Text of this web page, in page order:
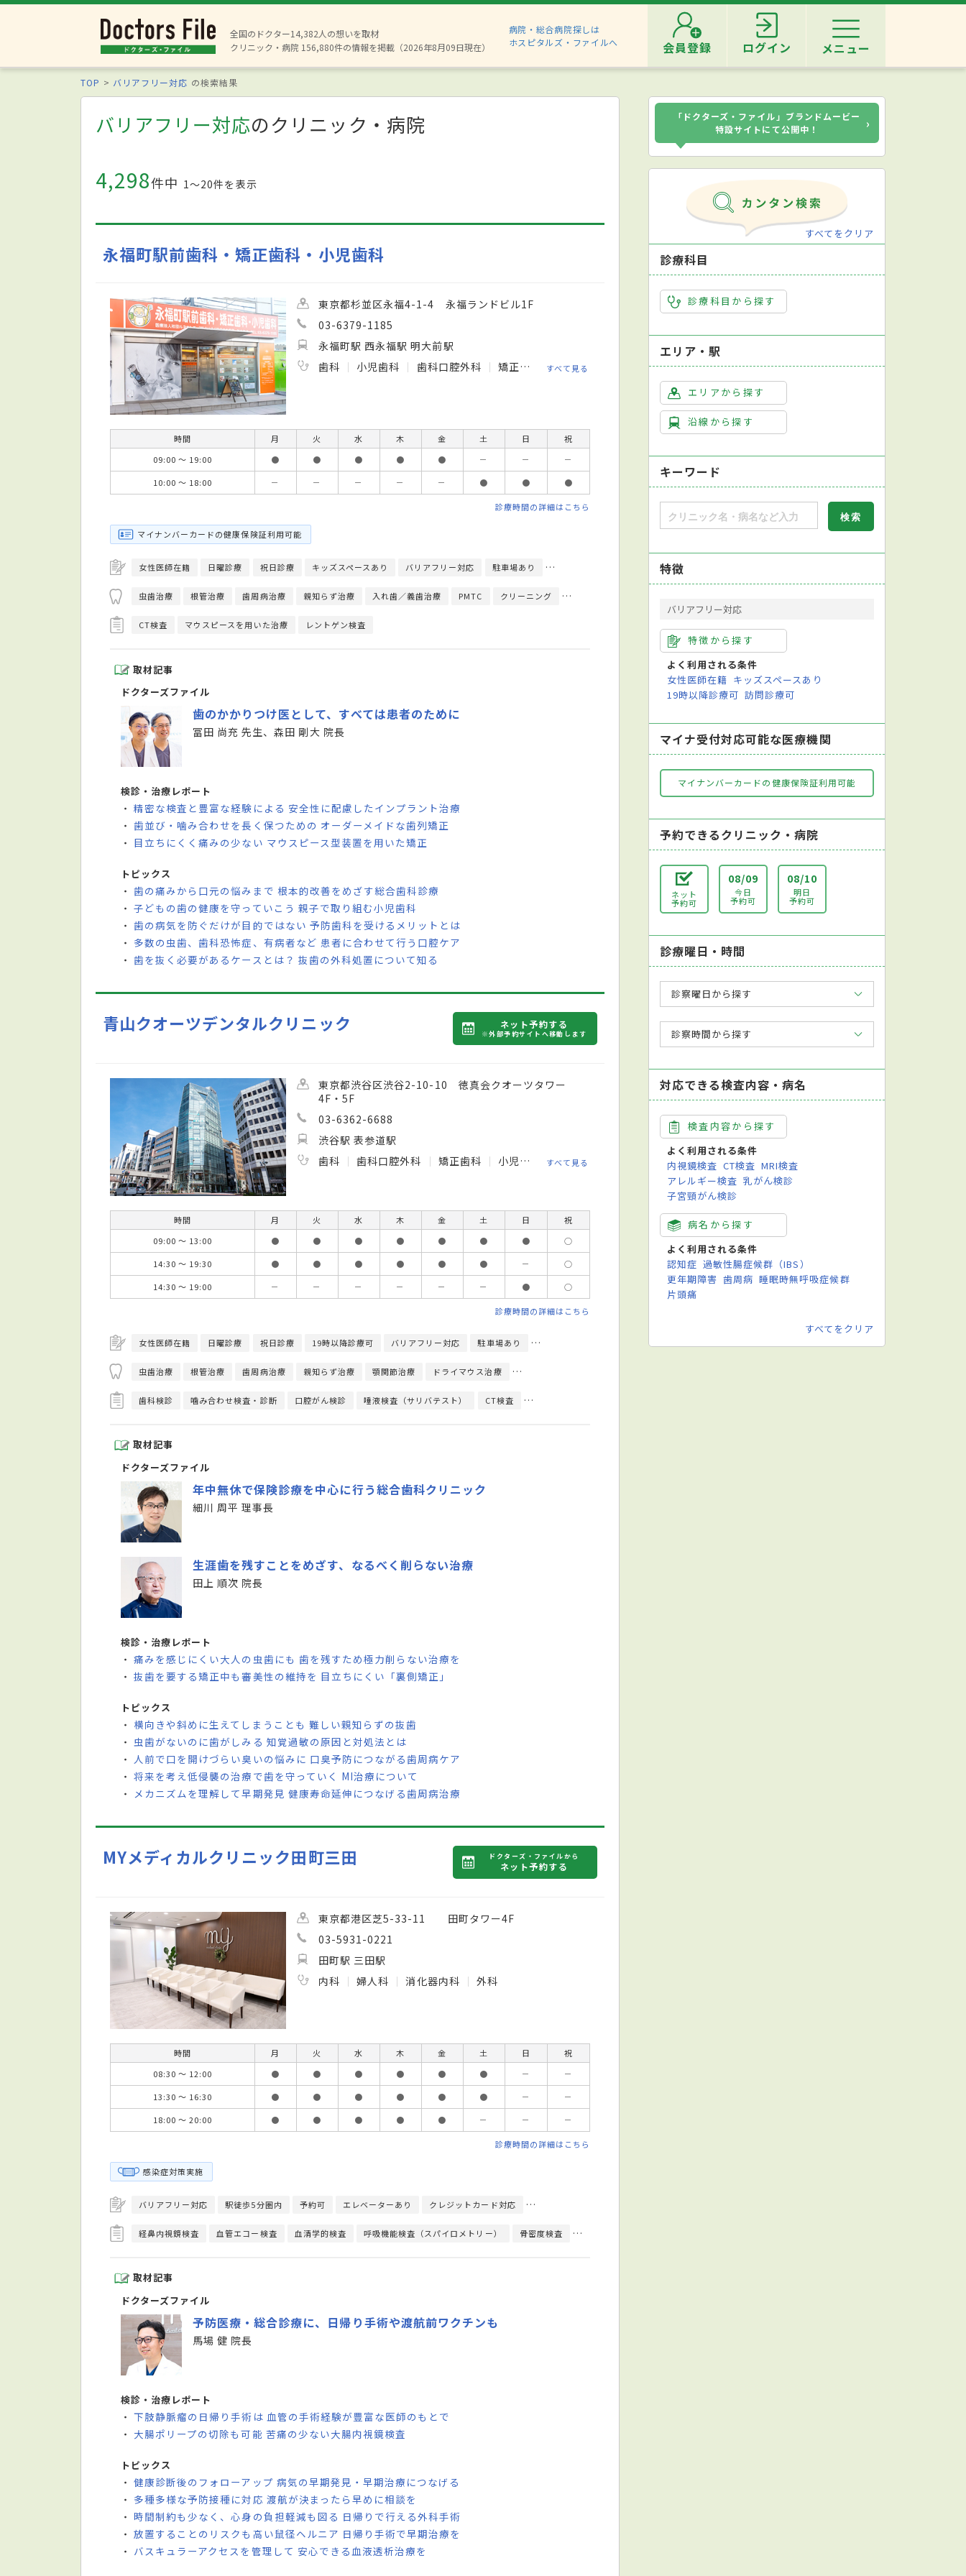
全国のドクター14,382人の想いを取材
クリニック・病院 156,880件の情報を掲載（2026年8月09日現在）
病院・総合病院探しは
ホスピタルズ・ファイルへ
会員登録 ログイン メニュー
TOP バリアフリー対応 の検索結果
バリアフリー対応のクリニック・病院
4,298件中 1〜20件を表示
永福町駅前歯科・矯正歯科・小児歯科
東京都杉並区永福4-1-4 永福ランドビル1F
03-6379-1185
永福町駅 西永福駅 明大前駅
歯科
小児歯科 歯科口腔外科 矯正歯科 すべて見る
時間 月 火 水 木 金 土 日
祝
09:00 ～ 19:00
● ● ● ● ● － －
－
10:00 ～ 18:00
－ － － － － ● ● ●
診療時間の詳細はこちら
マイナンバーカードの健康保険証利用可能
女性医師在籍 日曜診療 祝日診療 キッズスペースあり バリアフリー対応 駐車場あり 駅徒歩5分圏内 クレジットカード対応
虫歯治療 根管治療 歯周病治療 親知らず治療 入れ歯／義歯治療 PMTC クリーニング インプラント治療
CT検査 マウスピースを用いた治療 レントゲン検査
取材記事
ドクターズファイル
歯のかかりつけ医として、すべては患者のために
冨田 尚充 先生、森田 剛大 院長
検診・治療レポート
・精密な検査と豊富な経験による 安全性に配慮したインプラント治療
・歯並び・噛み合わせを長く保つための オーダーメイドな歯列矯正
・ 目立ちにくく痛みの少ない マウスピース型装置を用いた矯正
トピックス
・歯の痛みから口元の悩みまで 根本的改善をめざす総合歯科診療
・子どもの歯の健康を守っていこう 親子で取り組む小児歯科
・歯の病気を防ぐだけが目的ではない 予防歯科を受けるメリットとは
・ 多数の虫歯、歯科恐怖症、有病者など 患者に合わせて行う口腔ケア
・歯を抜く必要があるケースとは？ 抜歯の外科処置について知る
青山クオーツデンタルクリニック ネット予約する
※外部予約サイトへ移動します
東京都渋谷区渋谷2-10-10 徳真会クオーツタワー
4F・5F
03-6362-6688
渋谷駅 表参道駅
歯科
歯科口腔外科 矯正歯科 小児歯科 すべて見る
時間 月 火 水 木 金 土 日
祝
09:00 ～ 13:00
● ● ● ● ● ● ●
○
14:30 ～ 19:30
● ● ● ● ● ● －
○
14:30 ～ 19:00
－ － － － － － ● ○
診療時間の詳細はこちら
女性医師在籍 日曜診療 祝日診療 19時以降診療可 バリアフリー対応 駐車場あり エレベーターあり クレジットカード対応 英語対応可
虫歯治療 根管治療 歯周病治療 親知らず治療 顎関節治療 ドライマウス治療 入れ歯／義歯治療
歯科検診 噛み合わせ検査・診断 口腔がん検診 唾液検査（サリバテスト） CT検査 レントゲン検査
取材記事
ドクターズファイル
年中無休で保険診療を中心に行う総合歯科クリニック
細川 周平 理事長
生涯歯を残すことをめざす、なるべく削らない治療
田上 順次 院長
検診・治療レポート
・痛みを感じにくい大人の虫歯にも 歯を残すため極力削らない治療を
・抜歯を要する矯正中も審美性の維持を 目立ちにくい「裏側矯正」
トピックス
・ 横向きや斜めに生えてしまうことも 難しい親知らずの抜歯
・ 虫歯がないのに歯がしみる 知覚過敏の原因と対処法とは
・ 人前で口を開けづらい臭いの悩みに 口臭予防につながる歯周病ケア
・将来を考え低侵襲の治療で歯を守っていく MI治療について
・ メカニズムを理解して早期発見 健康寿命延伸につなげる歯周病治療
MYメディカルクリニック田町三田 ドクターズ・ファイルから
ネット予約する
東京都港区芝5-33-11 田町タワー4F
03-5931-0221
田町駅 三田駅
内科
婦人科 消化器内科 外科
時間 月 火 水 木 金 土 日
祝
08:30 ～ 12:00
● ● ● ● ● ● －
－
13:30 ～ 16:30
● ● ● ● ● ● －
－
18:00 ～ 20:00
● ● ● ● ● － － －
診療時間の詳細はこちら
感染症対策実施
バリアフリー対応 駅徒歩5分圏内 予約可 エレベーターあり クレジットカード対応 健康診断対応
経鼻内視鏡検査 血管エコー検査 血清学的検査 呼吸機能検査（スパイロメトリー） 骨密度検査 細菌検査
取材記事
ドクターズファイル
予防医療・総合診療に、日帰り手術や渡航前ワクチンも
馬場 健 院長
検診・治療レポート
・下肢静脈瘤の日帰り手術は 血管の手術経験が豊富な医師のもとで
・ 大腸ポリープの切除も可能 苦痛の少ない大腸内視鏡検査
トピックス
・健康診断後のフォローアップ 病気の早期発見・早期治療につなげる
・ 多種多様な予防接種に対応 渡航が決まったら早めに相談を
・時間制約も少なく、心身の負担軽減も図る 日帰りで行える外科手術
・放置することのリスクも高い鼠径ヘルニア 日帰り手術で早期治療を
・ バスキュラーアクセスを管理して 安心できる血液透析治療を
「ドクターズ・ファイル」ブランドムービー
特設サイトにて公開中！
›
すべてをクリア
診療科目
診療科目から探す
エリア・駅
エリアから探す
沿線から探す
キーワード
特徴
バリアフリー対応
特徴から探す
よく利用される条件
女性医師在籍 キッズスペースあり
19時以降診療可 訪問診療可
マイナ受付対応可能な医療機関
マイナンバーカードの健康保険証利用可能
予約できるクリニック・病院
ネット
予約可
08/09
今日
予約可
08/10
明日
予約可
診療曜日・時間
診察曜日から探す
診察時間から探す
対応できる検査内容・病名
検査内容から探す
よく利用される条件
内視鏡検査 CT検査 MRI検査
アレルギー検査 乳がん検診
子宮頸がん検診
病名から探す
よく利用される条件
認知症 過敏性腸症候群（IBS）
更年期障害 歯周病 睡眠時無呼吸症候群
片頭痛
すべてをクリア